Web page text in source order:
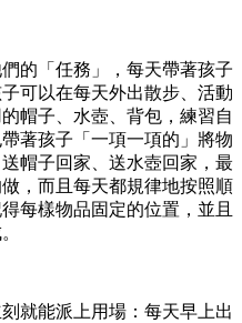
的「任務」，每天帶著孩子
可以在每天外出散步、活動
帽子、水壺、背包，練習自
著孩子「一項一項的」將物
帽子回家、送水壺回家，最
，而且每天都規律地按照順
每樣物品固定的位置，並且
就能派上用場：每天早上出